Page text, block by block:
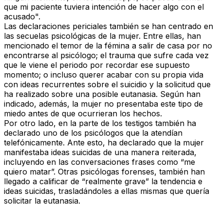
que mi paciente tuviera intención de hacer algo con el
acusado".
Las declaraciones periciales también se han centrado en
las secuelas psicológicas de la mujer. Entre ellas, han
mencionado el temor de la fémina a salir de casa por no
encontrarse al psicólogo; el trauma que sufre cada vez
que le viene el periodo por recordar ese supuesto
momento; o incluso querer acabar con su propia vida
con ideas recurrentes sobre el suicidio y la solicitud que
ha realizado sobre una posible eutanasia. Según han
indicado, además, la mujer no presentaba este tipo de
miedo antes de que ocurrieran los hechos.
Por otro lado, en la parte de los testigos también ha
declarado uno de los psicólogos que la atendían
telefónicamente. Ante esto, ha declarado que la mujer
manifestaba ideas suicidas de una manera reiterada,
incluyendo en las conversaciones frases como “me
quiero matar”. Otras psicólogas forenses, también han
llegado a calificar de “realmente grave” la tendencia e
ideas suicidas, trasladándoles a ellas mismas que quería
solicitar la eutanasia.